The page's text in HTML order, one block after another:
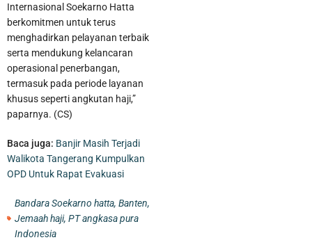
Internasional Soekarno Hatta
berkomitmen untuk terus
menghadirkan pelayanan terbaik
serta mendukung kelancaran
operasional penerbangan,
termasuk pada periode layanan
khusus seperti angkutan haji,”
paparnya. (CS)
Baca juga: Banjir Masih Terjadi
Walikota Tangerang Kumpulkan
OPD Untuk Rapat Evakuasi
Bandara Soekarno hatta,Banten,
Jemaah haji,PT angkasa pura
Indonesia